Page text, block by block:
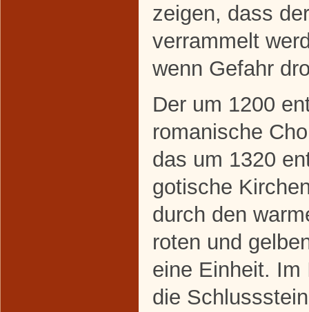
zeigen, dass
verrammelt
wenn Gefahr
Der um 1200
romanische
das um 1320
gotische
durch den
roten und
eine Einheit. Im
die